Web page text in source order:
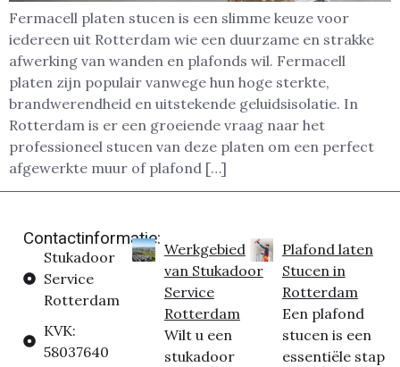
Fermacell platen stucen is een slimme keuze voor
iedereen uit Rotterdam wie een duurzame en strakke
afwerking van wanden en plafonds wil. Fermacell
platen zijn populair vanwege hun hoge sterkte,
brandwerendheid en uitstekende geluidsisolatie. In
Rotterdam is er een groeiende vraag naar het
professioneel stucen van deze platen om een perfect
afgewerkte muur of plafond […]
Contactinformatie:
Stukadoor
Service
Rotterdam
KVK:
58037640
Werkgebied
van Stukadoor
Service
Rotterdam
Wilt u een
stukadoor
Plafond laten
Stucen in
Rotterdam
Een plafond
stucen is een
essentiële stap